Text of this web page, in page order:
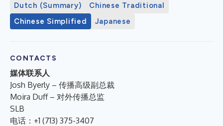
Dutch (Summary)
Chinese Traditional
Chinese Simplified
Japanese
CONTACTS
媒体联系人
Josh Byerly – 传播高级副总裁
Moira Duff – 对外传播总监
SLB
电话：+1 (713) 375-3407